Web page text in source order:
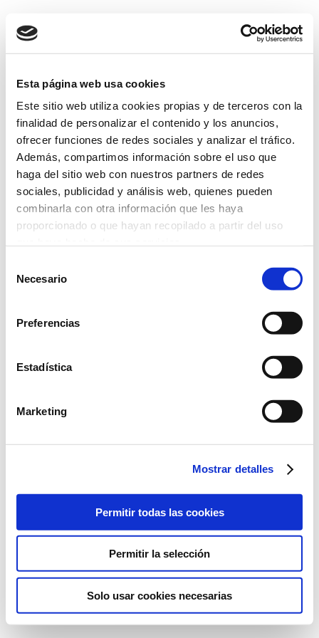
Esta página web usa cookies
Este sitio web utiliza cookies propias y de terceros con la
finalidad de personalizar el contenido y los anuncios,
ofrecer funciones de redes sociales y analizar el tráfico.
Además, compartimos información sobre el uso que
haga del sitio web con nuestros partners de redes
sociales, publicidad y análisis web, quienes pueden
combinarla con otra información que les haya
proporcionado o que hayan recopilado a partir del uso
Más información
Necesario
Preferencias
Estadística
Marketing
Mostrar detalles
Permitir todas las cookies
Permitir la selección
Solo usar cookies necesarias
Conde Alessandro Volta, 7. 46980
+34 961 366 320
©2022 Laboratorios BABÉ S.L.